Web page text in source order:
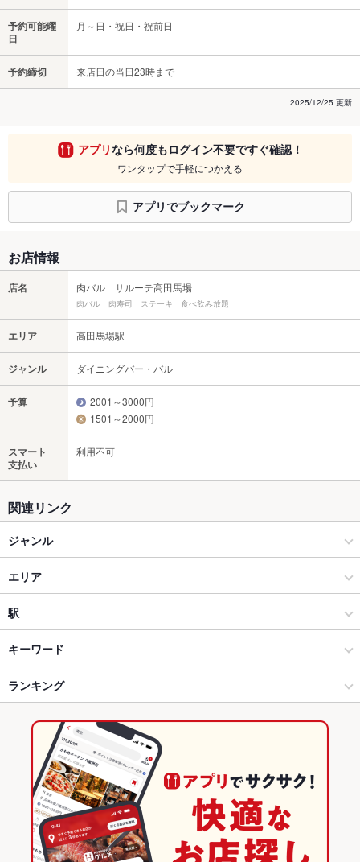
予約可能曜
日
月～日・祝日・祝前日
予約締切 来店日の当日23時まで
2025/12/25 更新
アプリなら何度もログイン不要ですぐ確認！
ワンタップで手軽につかえる
アプリでブックマーク
お店情報
店名 肉バル サルーテ高田馬場
肉バル 肉寿司 ステーキ 食べ飲み放題
エリア 高田馬場駅
ジャンル ダイニングバー・バル
予算
2001～3000円
1501～2000円
スマート
支払い
利用不可
関連リンク
ジャンル
ダイニングバー・バル
洋・和洋・各国料理・その他
高田馬場 × ダイニングバー・バル
高田馬場 × 洋・和洋・各国料理・その他
高田馬場駅 × ダイニングバー・バル
高田馬場駅 × 洋・和洋・各国料理・その他
居酒屋
洋・和洋・各国料理・その他
エリア
高田馬場駅
高田馬場駅 × ダイニングバー・バル
高田馬場駅 × 洋・和洋・各国料理・その他
高田馬場駅 × 居酒屋
高田馬場駅 × 洋・和洋・各国料理・その他
東京 × ダイニングバー・バル
駅
学習院下駅
高田馬場駅
西早稲田駅
キーワード
エビ料理
マルゲリータ ラムチョップ
デザート チーズフォンデュ サンドイッチ
チーズケーキ Tボーンステーキ
ランキング
東京のグルメランキング
東京のダイニングバー・バルランキング
高田馬場のグルメランキング
高田馬場のダイニングバー・バルランキング